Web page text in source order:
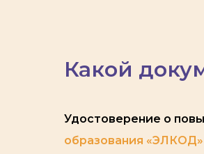
Какой
Удостоверение о
образования «ЭЛКОД»